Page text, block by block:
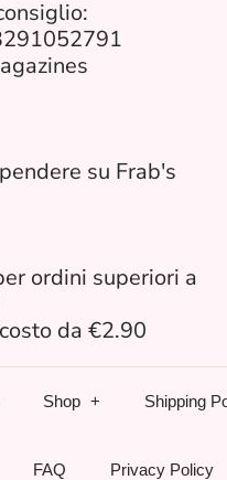
su Frab's
ordini superiori a
da €2.90
Shop Shipping
FAQ Privacy Policy